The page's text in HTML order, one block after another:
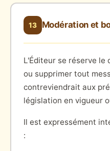
13 Modération et
L'Éditeur se réserve le
ou supprimer tout
contreviendrait aux
législation en vigueur
Il est expressément
: